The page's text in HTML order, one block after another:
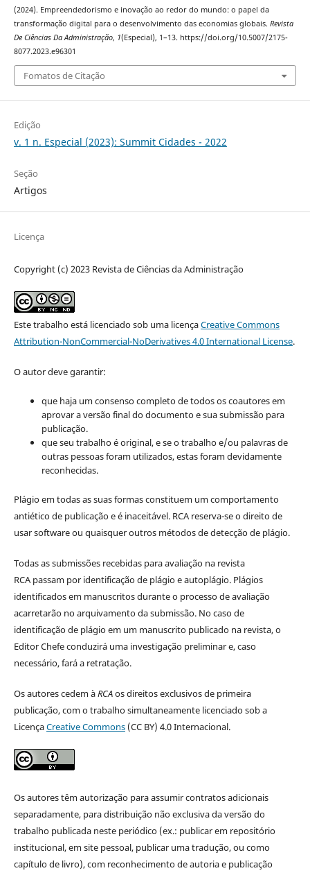
(2024). Empreendedorismo e inovação ao redor do mundo: o papel da
transformação digital para o desenvolvimento das economias globais. Revista
De Ciências Da Administração, 1(Especial), 1–13. https://doi.org/10.5007/2175-
8077.2023.e96301
Fomatos de Citação
Edição
v. 1 n. Especial (2023): Summit Cidades - 2022
Seção
Artigos
Licença
Copyright (c) 2023 Revista de Ciências da Administração
Este trabalho está licenciado sob uma licençaCreative Commons
Attribution-NonCommercial-NoDerivatives 4.0 International License.
O autor deve garantir:
que haja um consenso completo de todos os coautores em
aprovar a versão final do documento e sua submissão para
publicação.
que seu trabalho é original, e se o trabalho e/ou palavras de
outras pessoas foram utilizados, estas foram devidamente
reconhecidas.
Plágio em todas as suas formas constituem um comportamento
antiético de publicação e é inaceitável. RCA reserva-se o direito de
usar software ou quaisquer outros métodos de detecção de plágio.
Todas as submissões recebidas para avaliação na revista
RCA passam por identificação de plágio e autoplágio. Plágios
identificados em manuscritos durante o processo de avaliação
acarretarão no arquivamento da submissão. No caso de
identificação de plágio em um manuscrito publicado na revista, o
Editor Chefe conduzirá uma investigação preliminar e, caso
necessário, fará a retratação.
Os autores cedem àRCAos direitos exclusivos de primeira
publicação, com o trabalho simultaneamente licenciado sob a
LicençaCreative Commons(CC BY) 4.0 Internacional.
Os autores têm autorização para assumir contratos adicionais
separadamente, para distribuição não exclusiva da versão do
trabalho publicada neste periódico (ex.: publicar em repositório
institucional, em site pessoal, publicar uma tradução, ou como
capítulo de livro), com reconhecimento de autoria e publicação